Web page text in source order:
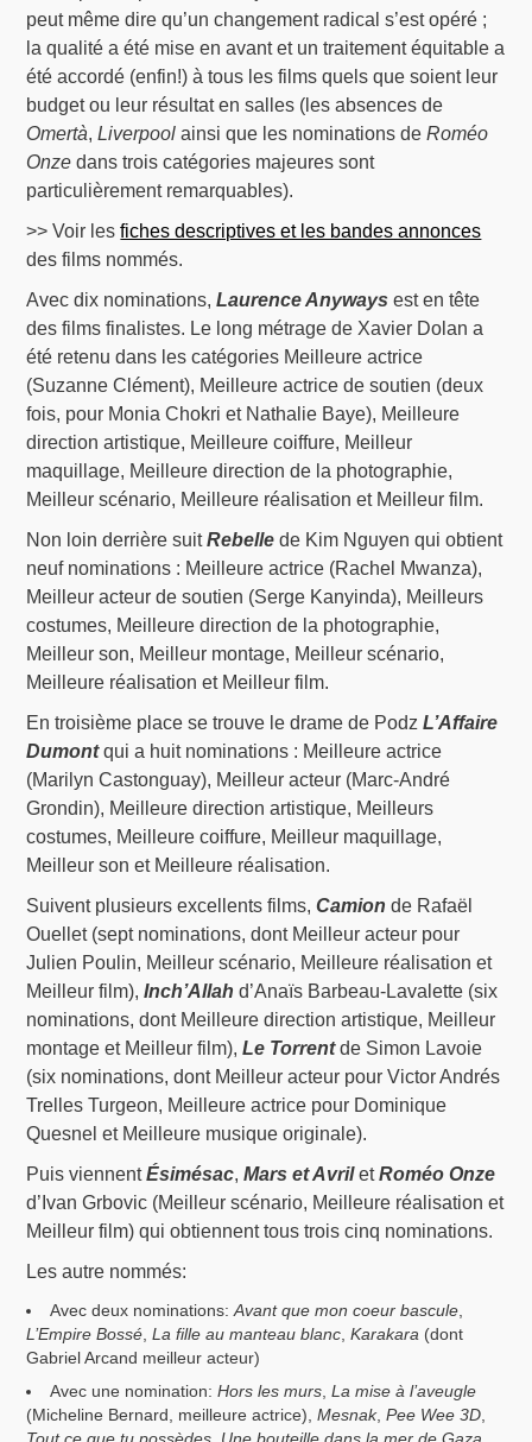
peut même dire qu’un changement radical s’est opéré ;
la qualité a été mise en avant et un traitement équitable a
été accordé (enfin!) à tous les films quels que soient leur
budget ou leur résultat en salles (les absences de
Omertà,Liverpool ainsi que les nominations deRoméo
Onze dans trois catégories majeures sont
particulièrement remarquables).
>> Voir lesfiches descriptives et les bandes annonces
des films nommés.
Avec dix nominations,Laurence Anyways est en tête
des films finalistes. Le long métrage de Xavier Dolan a
été retenu dans les catégories Meilleure actrice
(Suzanne Clément), Meilleure actrice de soutien (deux
fois, pour Monia Chokri et Nathalie Baye), Meilleure
direction artistique, Meilleure coiffure, Meilleur
maquillage, Meilleure direction de la photographie,
Meilleur scénario, Meilleure réalisation et Meilleur film.
Non loin derrière suitRebelle de Kim Nguyen qui obtient
neuf nominations : Meilleure actrice (Rachel Mwanza),
Meilleur acteur de soutien (Serge Kanyinda), Meilleurs
costumes, Meilleure direction de la photographie,
Meilleur son, Meilleur montage, Meilleur scénario,
Meilleure réalisation et Meilleur film.
En troisième place se trouve le drame de PodzL’Affaire
Dumontqui a huit nominations : Meilleure actrice
(Marilyn Castonguay), Meilleur acteur (Marc-André
Grondin), Meilleure direction artistique, Meilleurs
costumes, Meilleure coiffure, Meilleur maquillage,
Meilleur son et Meilleure réalisation.
Suivent plusieurs excellents films,Camion de Rafaël
Ouellet (sept nominations, dont Meilleur acteur pour
Julien Poulin, Meilleur scénario, Meilleure réalisation et
Meilleur film),Inch’Allah d’Anaïs Barbeau-Lavalette (six
nominations, dont Meilleure direction artistique, Meilleur
montage et Meilleur film),Le Torrentde Simon Lavoie
(six nominations, dont Meilleur acteur pour Victor Andrés
Trelles Turgeon, Meilleure actrice pour Dominique
Quesnel et Meilleure musique originale).
Puis viennentÉsimésac,Mars et AvriletRoméo Onze
d’Ivan Grbovic (Meilleur scénario, Meilleure réalisation et
Meilleur film) qui obtiennent tous trois cinq nominations.
Les autre nommés:
Avec deux nominations: Avant que mon coeur bascule,
L’Empire Bossé ,La fille au manteau blanc ,Karakara (dont
Gabriel Arcand meilleur acteur)
Avec une nomination: Hors les murs, La mise à l’aveugle
(Micheline Bernard, meilleure actrice),Mesnak,Pee Wee 3D